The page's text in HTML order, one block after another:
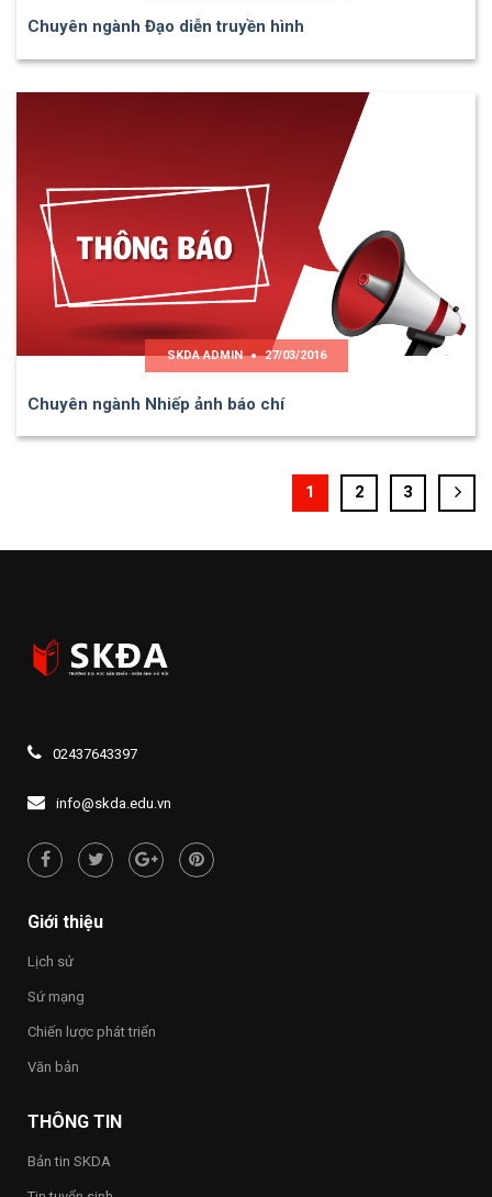
Chuyên ngành Đạo diễn truyền hình
SKDA ADMIN 27/03/2016
Chuyên ngành Nhiếp ảnh báo chí
1 2 3
02437643397
info@skda.edu.vn
Giới thiệu
Lịch sử
Sứ mạng
Chiến lược phát triển
Văn bản
THÔNG TIN
Bản tin SKDA